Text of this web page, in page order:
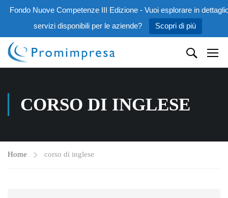
Fondo Nuove Competenze III Edizione - Vuoi esplorare in
servizi disponibili per le aziende?
Scopri di più
CORSO DI INGLESE
Home corso di inglese